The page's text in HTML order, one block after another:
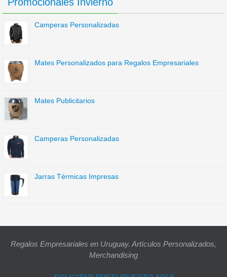
Camperas Personalizadas
Mates Personalizados para Regalos Empresariales
Mates Publicitarios
Camperas Personalizadas
Jarras Térmicas Impresas
Regalos Empresariales en Uruguay. Artículos Personalizados,
Merchandising